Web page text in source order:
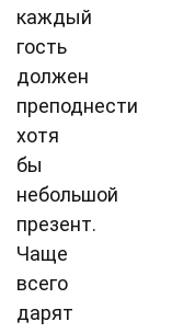
каждый
гость
должен
преподнести
хотя
бы
небольшой
презент.
Чаще
всего
дарят